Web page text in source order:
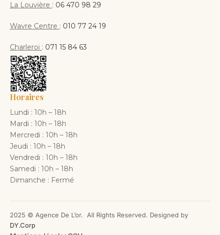
La Louvière : 06 470 98 29
Wavre Centre : 010 77 24 19
Charleroi : 071 15 84 63
Horaires
Lundi : 10h – 18h
Mardi : 10h – 18h
Mercredi : 10h – 18h
Jeudi : 10h – 18h
Vendredi : 10h – 18h
Samedi : 10h – 18h
Dimanche : Fermé
2025 © Agence De L’or. All Rights Reserved. Designed by
DY.Corp